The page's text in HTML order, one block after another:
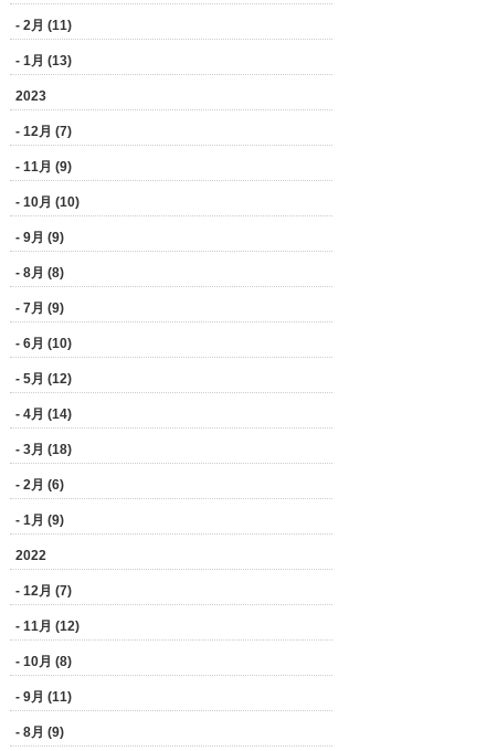
- 2月 (11)
- 1月 (13)
2023
- 12月 (7)
- 11月 (9)
- 10月 (10)
- 9月 (9)
- 8月 (8)
- 7月 (9)
- 6月 (10)
- 5月 (12)
- 4月 (14)
- 3月 (18)
- 2月 (6)
- 1月 (9)
2022
- 12月 (7)
- 11月 (12)
- 10月 (8)
- 9月 (11)
- 8月 (9)